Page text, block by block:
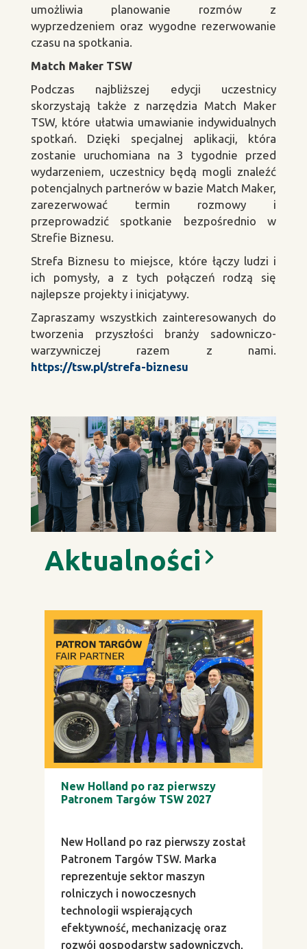
umożliwia planowanie rozmów z
wyprzedzeniem oraz wygodne rezerwowanie
czasu na spotkania.
Match Maker TSW
Podczas najbliższej edycji uczestnicy
skorzystają także z narzędzia Match Maker
TSW, które ułatwia umawianie indywidualnych
spotkań. Dzięki specjalnej aplikacji, która
zostanie uruchomiana na 3 tygodnie przed
wydarzeniem, uczestnicy będą mogli znaleźć
potencjalnych partnerów w bazie Match Maker,
zarezerwować termin rozmowy i
przeprowadzić spotkanie bezpośrednio w
Strefie Biznesu.
Strefa Biznesu to miejsce, które łączy ludzi i
ich pomysły, a z tych połączeń rodzą się
najlepsze projekty i inicjatywy.
Zapraszamy wszystkich zainteresowanych do
tworzenia przyszłości branży sadowniczo-
warzywniczej razem z nami.
https://tsw.pl/strefa-biznesu
Aktualności 
New Holland po raz pierwszy
Patronem Targów TSW 2027
New Holland po raz pierwszy został
Patronem Targów TSW. Marka
reprezentuje sektor maszyn
rolniczych i nowoczesnych
technologii wspierających
efektywność, mechanizację oraz
rozwój gospodarstw sadowniczych,